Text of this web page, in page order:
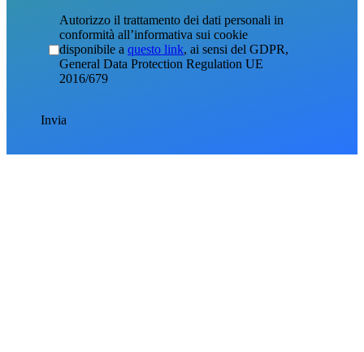
Autorizzo il trattamento dei dati personali in
conformità all’informativa sui cookie
disponibile a questo link, ai sensi del GDPR,
General Data Protection Regulation UE
2016/679